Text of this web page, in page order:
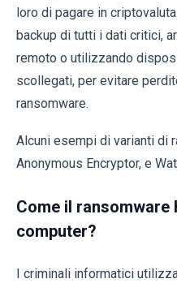
loro di pagare in
backup di tutti i dati critici,
remoto o utilizzando
scollegati, per evitare
ransomware.
Alcuni esempi di varianti di
Anonymous Encryptor, e
Come il
computer?
I criminali informatici